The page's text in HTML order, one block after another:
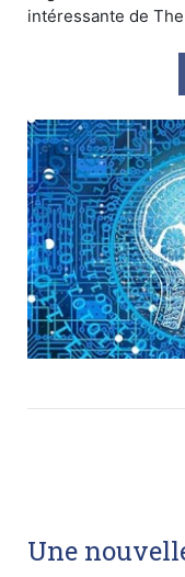
intéressante de
Une